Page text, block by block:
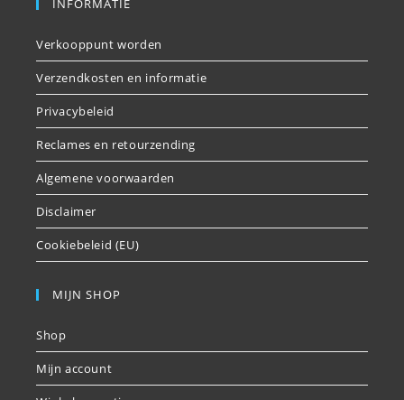
Verkooppunt worden
Verzendkosten en informatie
Privacybeleid
Reclames en retourzending
Algemene voorwaarden
Disclaimer
Cookiebeleid (EU)
MIJN SHOP
Shop
Mijn account